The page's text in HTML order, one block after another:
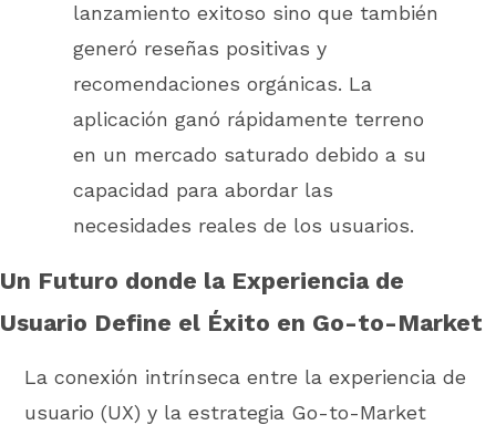
lanzamiento exitoso sino que también
generó reseñas positivas y
recomendaciones orgánicas. La
aplicación ganó rápidamente terreno
en un mercado saturado debido a su
capacidad para abordar las
necesidades reales de los usuarios.
Un Futuro donde la Experiencia de
Usuario Define el Éxito en Go-to-Market
La conexión intrínseca entre la experiencia de
usuario (UX) y la estrategia Go-to-Market